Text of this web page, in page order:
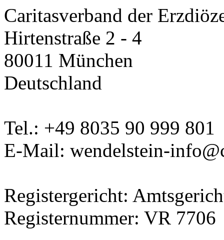
Caritasverband der
Hirtenstraße 2 - 4
80011 München
Deutschland
Tel.: +49 8035 90 999 801
E-Mail: wendelstein-
Registergericht:
Registernummer: VR 7706